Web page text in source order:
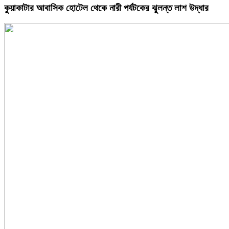
কুয়াকাটার আবাসিক হোটেল থেকে নারী পর্যটকের ঝুলন্ত লাশ উদ্ধার